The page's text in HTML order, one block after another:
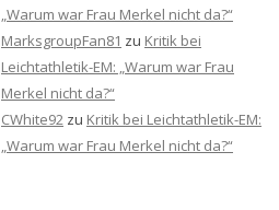
„Warum war Frau Merkel nicht da?“
MarksgroupFan81 zu Kritik bei
Leichtathletik-EM: „Warum war Frau
Merkel nicht da?“
CWhite92 zu Kritik bei Leichtathletik-EM:
„Warum war Frau Merkel nicht da?“